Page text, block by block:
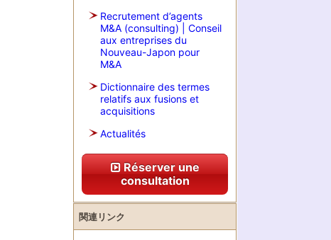
Recrutement d’agents
M&A (consulting) | Conseil
aux entreprises du
Nouveau-Japon pour
M&A
Dictionnaire des termes
relatifs aux fusions et
acquisitions
Actualités
Réserver une
consultation
関連リンク